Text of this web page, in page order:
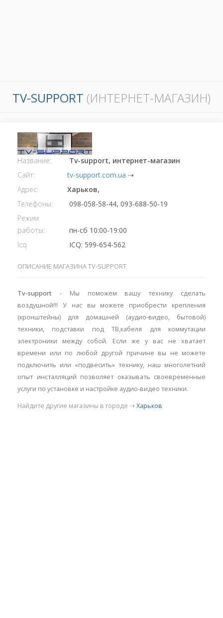
TV-SUPPORT (ИНТЕРНЕТ-МАГАЗИН)
Название:
Tv-support, интернет-магазин
Сайт:
tv-support.com.ua ⇢
Адрес:
Харьков,
Телефоны:
098-058-58-44, 093-688-50-19
Режим
работы:
пн-сб 10:00-19:00
Icq
ICQ: 599-654-562
ОПИСАНИЕ МАГАЗИНА TV-SUPPORT
Tv-support - Мы поможем вашу технику сделать
воздушной!!! У нас вы можете приобрести крепления
(кронштейны) для домашней (аудио-видео, бытовой)
техники, подставки под ТВ,кабеля для коммутации
электроники между собой. Если же у вас не хватает
времени или по любой другой причине вы не можете
подключить или «подвесить» технику, наш многолетний
опыт инсталляций позволяет оказывать своевременные
услуги по установке и настройке аудио-видео техники.
Найдите другие магазины в городе ⇢ Харьков